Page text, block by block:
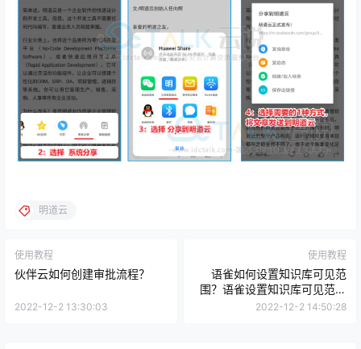
明道云
使用教程
伙伴云如何创建审批流程？
2022-12-2 13:30:03
使用教程
语雀如何设置知识库可见范
围？语雀设置知识库可见范围
的教程
2022-12-2 14:50:28